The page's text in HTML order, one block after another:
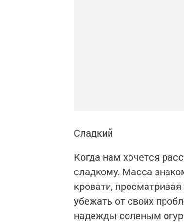
Сладкий
Когда нам хочется
сладкому. Масса
кровати,
убежать от своих
надежды соленым